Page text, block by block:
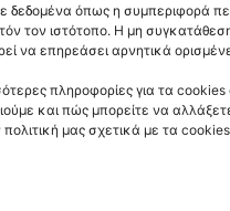
δεδομένα όπως η συμπεριφορά
τον ιστότοπο. Η μη
να επηρεάσει αρνητικά
πληροφορίες για τα cookies
και πώς μπορείτε να
μας σχετικά με τα
Υπάρχουμε